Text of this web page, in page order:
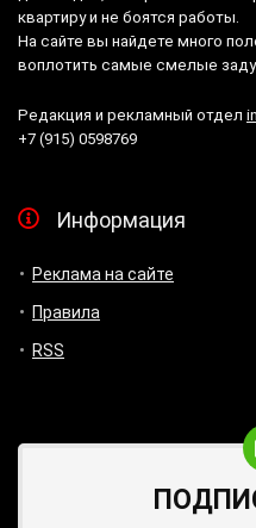
квартиру и не боятся работы.
На сайте вы найдете много
воплотить самые смелые
Редакция и рекламный отдел
+7 (915) 0598769
Информация
Реклама на сайте
Правила
RSS